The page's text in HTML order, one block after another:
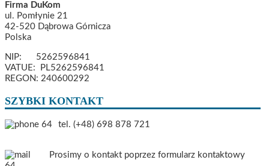
Firma DuKom
ul. Pomłynie 21
42-520 Dąbrowa Górnicza
Polska
NIP: 5262596841
VATUE: PL5262596841
REGON: 240600292
SZYBKI KONTAKT
tel. (+48) 698 878 721
Prosimy o kontakt poprzez formularz kontaktowy